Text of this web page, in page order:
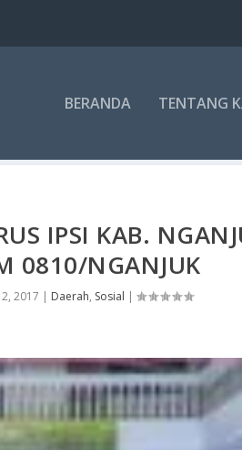
BERANDA TENTANG
IPSI KAB.
0810/NGANJUK
2017 | Daerah, Sosial |